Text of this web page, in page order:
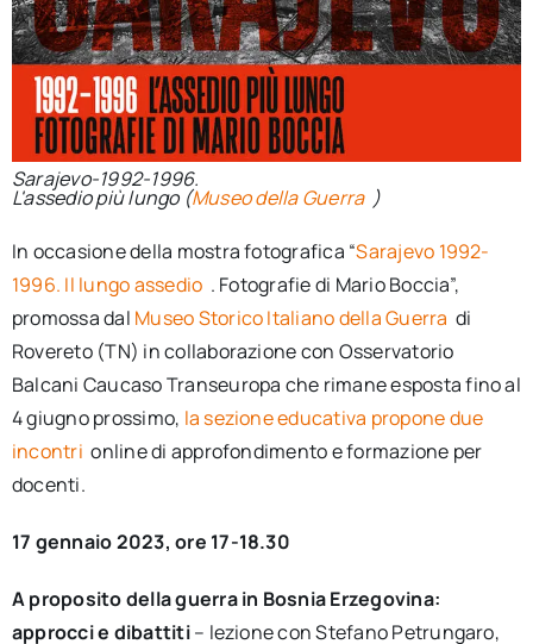
Sarajevo-1992-1996.
L'assedio più lungo (Museo della Guerra )
In occasione della mostra fotografica “Sarajevo 1992-
1996. Il lungo assedio . Fotografie di Mario Boccia”,
promossa dal Museo Storico Italiano della Guerra di
Rovereto (TN) in collaborazione con Osservatorio
Balcani Caucaso Transeuropa che rimane esposta fino al
4 giugno prossimo, la sezione educativa propone due
incontri online di approfondimento e formazione per
docenti.
17 gennaio 2023, ore 17-18.30
A proposito della guerra in Bosnia Erzegovina:
approcci e dibattiti– lezione con Stefano Petrungaro,